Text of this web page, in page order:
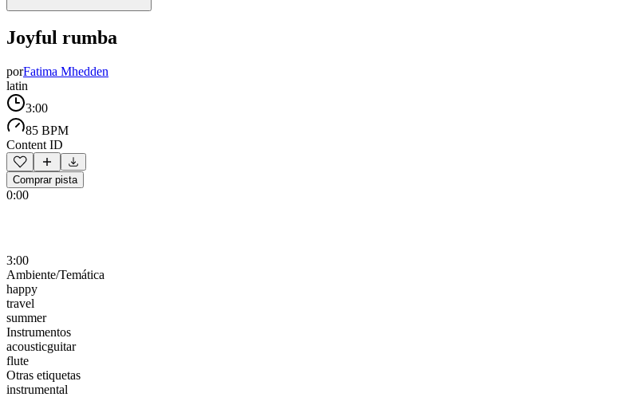
Joyful rumba
porFatima Mhedden
latin
3:00
85 BPM
Content ID
Comprar pista
0:00
3:00
Ambiente/Temática
happy
travel
summer
Instrumentos
acousticguitar
flute
Otras etiquetas
instrumental